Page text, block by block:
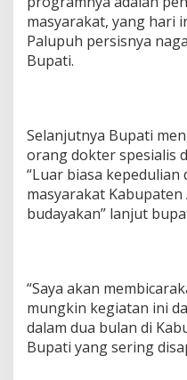
masyarakat, yang hari
Palupuh persisnya
Bupati.
Selanjutnya Bupati
orang dokter spesialis
“Luar biasa
masyarakat
budayakan” lanjut
“Saya akan
mungkin kegiatan ini
dalam dua bulan di
Bupati yang sering